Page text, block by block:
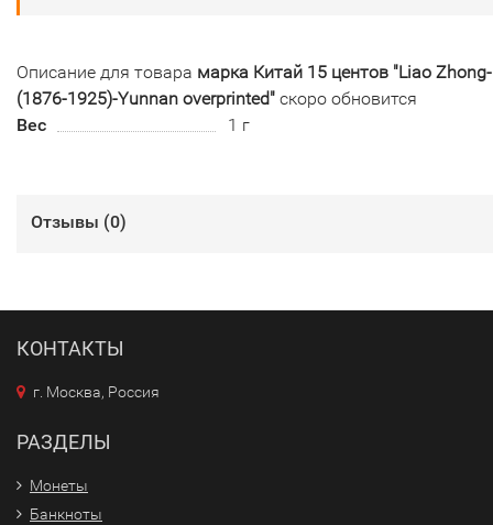
Описание для товара марка Китай 15 центов "Liao
(1876-1925)-Yunnan overprinted" скоро обновится
Вес
1 г
Отзывы (0)
КОНТАКТЫ
г. Москва, Россия
РАЗДЕЛЫ
Монеты
Банкноты